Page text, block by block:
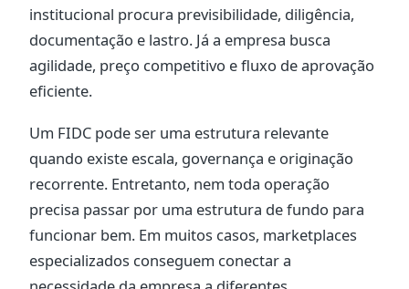
institucional procura previsibilidade, diligência,
documentação e lastro. Já a empresa busca
agilidade, preço competitivo e fluxo de aprovação
eficiente.
Um FIDC pode ser uma estrutura relevante
quando existe escala, governança e originação
recorrente. Entretanto, nem toda operação
precisa passar por uma estrutura de fundo para
funcionar bem. Em muitos casos, marketplaces
especializados conseguem conectar a